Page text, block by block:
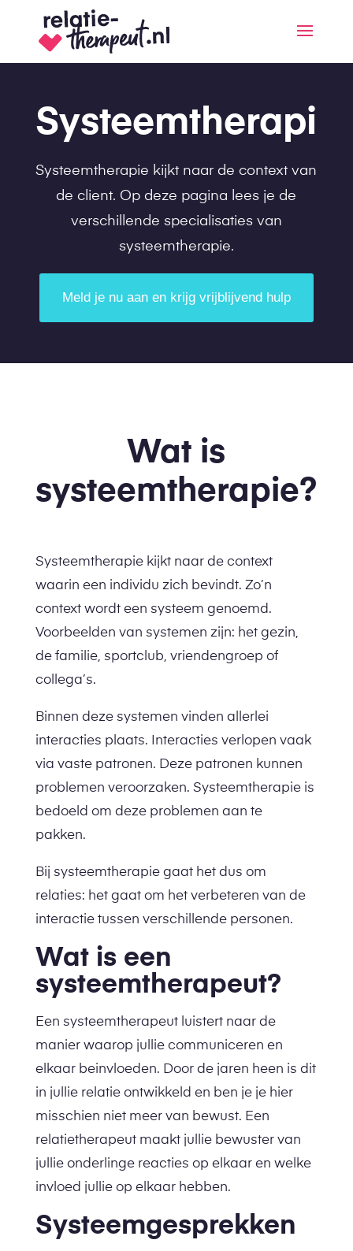
Systeemtherapie
Systeemtherapie kijkt naar de context van
de client. Op deze pagina lees je de
verschillende specialisaties van
systeemtherapie.
Meld je nu aan en krijg vrijblijvend hulp
Wat is
systeemtherapie?
Systeemtherapie kijkt naar de context
waarin een individu zich bevindt. Zo’n
context wordt een systeem genoemd.
Voorbeelden van systemen zijn: het gezin,
de familie, sportclub, vriendengroep of
collega’s.
Binnen deze systemen vinden allerlei
interacties plaats. Interacties verlopen vaak
via vaste patronen. Deze patronen kunnen
problemen veroorzaken. Systeemtherapie is
bedoeld om deze problemen aan te
pakken.
Bij systeemtherapie gaat het dus om
relaties: het gaat om het verbeteren van de
interactie tussen verschillende personen.
Wat is een
systeemtherapeut?
Een systeemtherapeut luistert naar de
manier waarop jullie communiceren en
elkaar beinvloeden. Door de jaren heen is dit
in jullie relatie ontwikkeld en ben je je hier
misschien niet meer van bewust. Een
relatietherapeut maakt jullie bewuster van
jullie onderlinge reacties op elkaar en welke
invloed jullie op elkaar hebben.
Systeemgesprekken